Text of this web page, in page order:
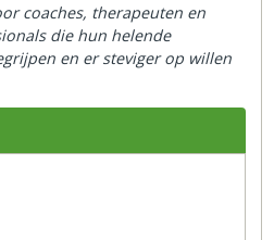
coaches, therapeuten en
die hun helende
en er steviger op willen